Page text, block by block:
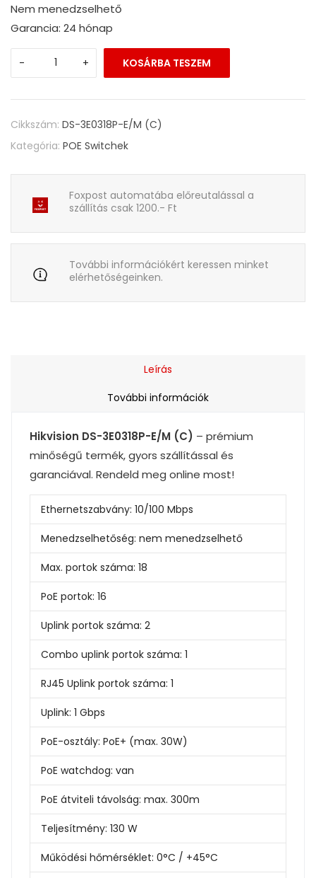
Nem menedzselhető
Garancia: 24 hónap
- + KOSÁRBA TESZEM
Cikkszám: DS-3E0318P-E/M (C)
Kategória: POE Switchek
Foxpost automatába előreutalással a
szállítás csak 1200.- Ft
További információkért keressen minket
elérhetőségeinken.
Leírás
További információk
Hikvision DS-3E0318P-E/M (C) – prémium
minőségű termék, gyors szállítással és
garanciával. Rendeld meg online most!
Ethernetszabvány: 10/100 Mbps
Menedzselhetőség: nem menedzselhető
Max. portok száma: 18
PoE portok: 16
Uplink portok száma: 2
Combo uplink portok száma: 1
RJ45 Uplink portok száma: 1
Uplink: 1 Gbps
PoE-osztály: PoE+ (max. 30W)
PoE watchdog: van
PoE átviteli távolság: max. 300m
Teljesítmény: 130 W
Működési hőmérséklet: 0°C / +45°C